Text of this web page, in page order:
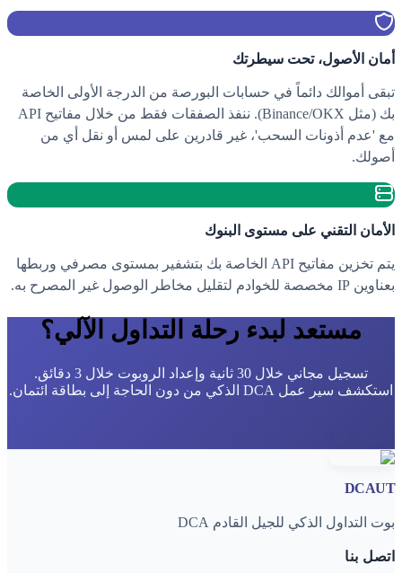
أمان الأصول، تحت سيطرتك
تبقى أموالك دائماً في حسابات البورصة من الدرجة الأولى الخاصة
بك (مثل Binance/OKX). ننفذ الصفقات فقط من خلال مفاتيح API
مع 'عدم أذونات السحب'، غير قادرين على لمس أو نقل أي من
أصولك.
الأمان التقني على مستوى البنوك
يتم تخزين مفاتيح API الخاصة بك بتشفير بمستوى مصرفي وربطها
بعناوين IP مخصصة للخوادم لتقليل مخاطر الوصول غير المصرح به.
مستعد لبدء رحلة التداول الآلي؟
تسجيل مجاني خلال 30 ثانية وإعداد الروبوت خلال 3 دقائق.
استكشف سير عمل DCA الذكي من دون الحاجة إلى بطاقة ائتمان.
DCAUT
بوت التداول الذكي للجيل القادم DCA
اتصل بنا